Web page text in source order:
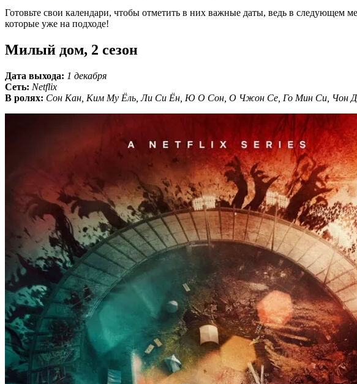
Готовьте свои календари, чтобы отметить в них важные даты, ведь в следующем
которые уже на подходе!
Милый дом, 2 сезон
Дата выхода: 1 декабря
Сеть: Netflix
В ролях: Сон Кан, Ким Му Ёль, Ли Си Ён, Ю О Сон, О Чжон Се, Го Мин Си, Чон